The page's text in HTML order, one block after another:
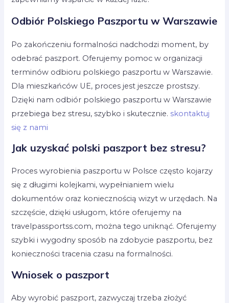
Odbiór Polskiego Paszportu w Warszawie
Po zakończeniu formalności nadchodzi moment, by
odebrać paszport. Oferujemy pomoc w organizacji
terminów odbioru polskiego paszportu w Warszawie.
Dla mieszkańców UE, proces jest jeszcze prostszy.
Dzięki nam odbiór polskiego paszportu w Warszawie
przebiega bez stresu, szybko i skutecznie. skontaktuj
się z nami
Jak uzyskać polski paszport bez stresu?
Proces wyrobienia paszportu w Polsce często kojarzy
się z długimi kolejkami, wypełnianiem wielu
dokumentów oraz koniecznością wizyt w urzędach. Na
szczęście, dzięki usługom, które oferujemy na
travelpassportss.com, można tego uniknąć. Oferujemy
szybki i wygodny sposób na zdobycie paszportu, bez
konieczności tracenia czasu na formalności.
Wniosek o paszport
Aby wyrobić paszport, zazwyczaj trzeba złożyć